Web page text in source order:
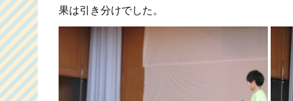
果は引き分けでした。